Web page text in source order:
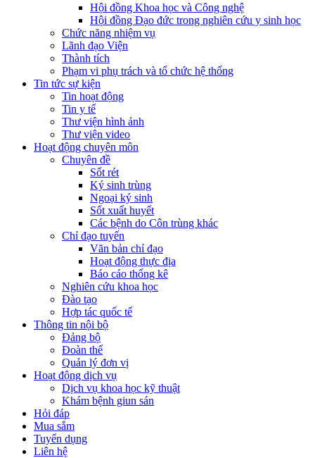
Hội đồng Khoa học và Công nghệ
Hội đồng Đạo đức trong nghiên cứu y sinh học
Chức năng nhiệm vụ
Lãnh đạo Viện
Thành tích
Phạm vi phụ trách và tổ chức hệ thống
Tin tức sự kiện
Tin hoạt động
Tin y tế
Thư viện hình ảnh
Thư viện video
Hoạt động chuyên môn
Chuyên đề
Sốt rét
Ký sinh trùng
Ngoại ký sinh
Sốt xuất huyết
Các bệnh do Côn trùng khác
Chỉ đạo tuyến
Văn bản chỉ đạo
Hoạt động thực địa
Báo cáo thống kê
Nghiên cứu khoa học
Đào tạo
Hợp tác quốc tế
Thông tin nội bộ
Đảng bộ
Đoàn thể
Quản lý đơn vị
Hoạt động dịch vụ
Dịch vụ khoa học kỹ thuật
Khám bệnh giun sán
Hỏi đáp
Mua sắm
Tuyển dụng
Liên hệ